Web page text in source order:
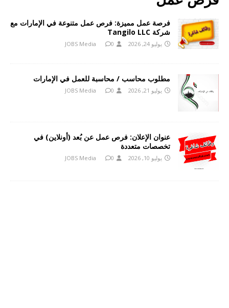
فرصة عمل مميزة: فرص عمل متنوعة في الإمارات مع
شركة Tangilo LLC
يوليو 24, 2026 JOBS Media 0
مطلوب محاسب / محاسبة للعمل في الإمارات
يوليو 21, 2026 JOBS Media 0
عنوان الإعلان: فرص عمل عن بُعد (أونلاين) في
تخصصات متعددة
يوليو 10, 2026 JOBS Media 0